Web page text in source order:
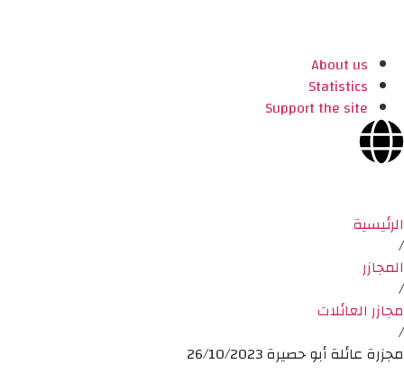
About us
Statistics
Support the site
الرئيسية
/
المجازر
/
مجازر العائلات
/
مجزرة عائلة أبو حصيرة 26/10/2023